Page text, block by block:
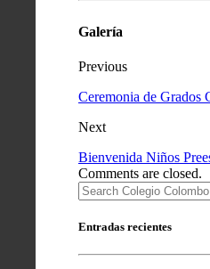
Galería
Previous
Ceremonia de Grados
Next
Bienvenida Niños
Comments are closed.
Entradas recientes